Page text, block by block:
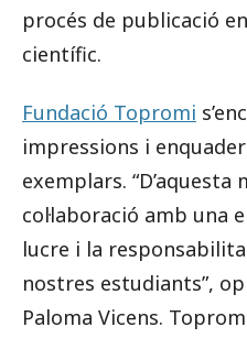
procés de publicació
científic.
Fundació Topromi
impressions i
exemplars.
col·laboració amb una
lucre i la
nostres estudiants”,
Paloma Vicens.